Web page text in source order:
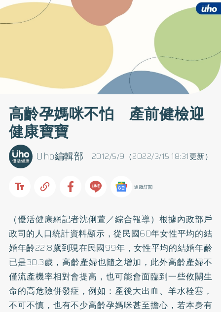
高齡孕媽咪不怕 產前健檢迎
健康寶寶
2012/5/9（2022/3/15 18:31更新）
Uho編輯部
追蹤訂閱
（優活健康網記者沈俐萱／綜合報導）根據內政部戶
政司的人口統計資料顯示，從民國60年女性平均的結
婚年齡22.8歲到現在民國99年，女性平均的結婚年齡
已是30.3歲，高齡產婦也隨之增加，此外高齡產婦不
僅流產機率相對會提高，也可能會面臨到一些攸關生
命的高危險併發症，例如：產後大出血、羊水栓塞，
不可不慎，也有不少高齡孕媽咪甚至擔心，若本身有